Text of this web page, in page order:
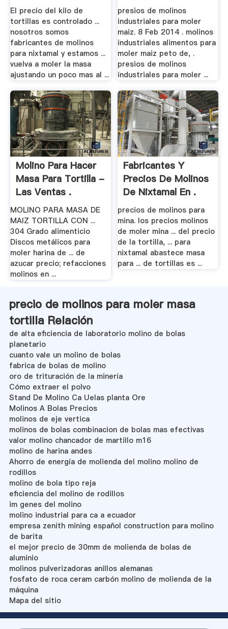
El precio del kilo de
tortillas es controlado ...
nosotros somos
fabricantes de molinos
para nixtamal y estamos ...
vuelva a moler la masa
ajustando un poco mas al ...
presios de molinos
industriales para moler
maiz. 8 Feb 2014 . molinos
industriales alimentos para
moler maiz peto de, .
presios de molinos
industriales para moler ...
Molino Para Hacer
Masa Para Tortilla -
Las Ventas .
MOLINO PARA MASA DE
MAIZ TORTILLA CON ...
304 Grado alimenticio
Discos metálicos para
moler harina de ... de
azucar precio; refacciones
molinos en ...
Fabricantes Y
Precios De Molinos
De Nixtamal En .
precios de molinos para
mina. los precios molinos
de moler mina ... del precio
de la tortilla, ... para
nixtamal abastece masa
para ... de tortillas es ...
precio de molinos para moler masa
tortilla Relación
de alta eficiencia de laboratorio molino de bolas
planetario
cuanto vale un molino de bolas
fabrica de bolas de molino
oro de trituración de la minería
Cómo extraer el polvo
Stand De Molino Ca Uelas planta Ore
Molinos A Bolas Precios
molinos de eje vertica
molinos de bolas combinacion de bolas mas efectivas
valor molino chancador de martillo m16
molino de harina andes
Ahorro de energía de molienda del molino molino de
rodillos
molino de bola tipo reja
eficiencia del molino de rodillos
im genes del molino
molino industrial para ca a ecuador
empresa zenith mining español construction para molino
de barita
el mejor precio de 30mm de molienda de bolas de
aluminio
molinos pulverizadoras anillos alemanas
fosfato de roca ceram carbón molino de molienda de la
máquina
Mapa del sitio